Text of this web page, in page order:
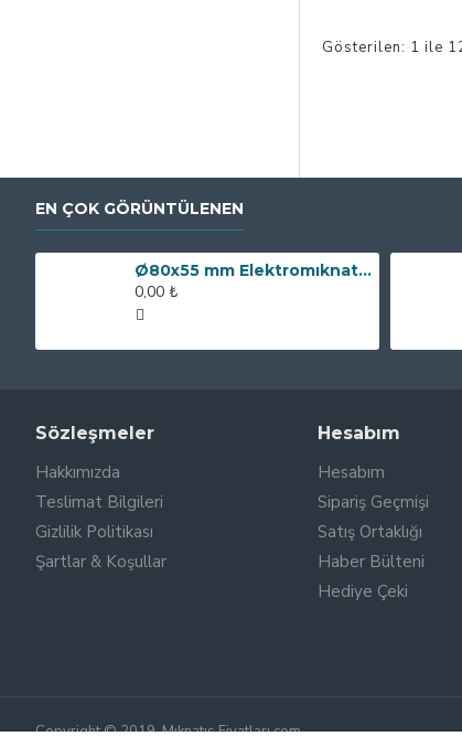
Gösterilen: 1 ile
EN ÇOK GÖRÜNTÜLENEN
Ø80x55 mm Elektromıknatıs - 250 kg Çekim Gücü
0,00 ₺
Sözleşmeler
Hakkımızda
Teslimat Bilgileri
Gizlilik Politikası
Şartlar & Koşullar
Hesabım
Hesabım
Sipariş Geçmişi
Satış Ortaklığı
Haber Bülteni
Hediye Çeki
Copyright © 2019, Mıknatıs Fiyatları.com